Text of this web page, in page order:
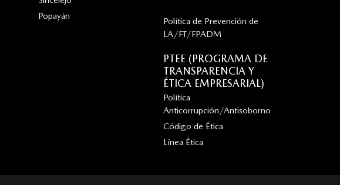
Popayán
Política de Prevención de
LA/FT/FPADM
PTEE (PROGRAMA DE
TRANSPARENCIA Y
ÉTICA EMPRESARIAL)
Política
Anticorrupción/Antisoborno
Código de Ética
Línea Ética